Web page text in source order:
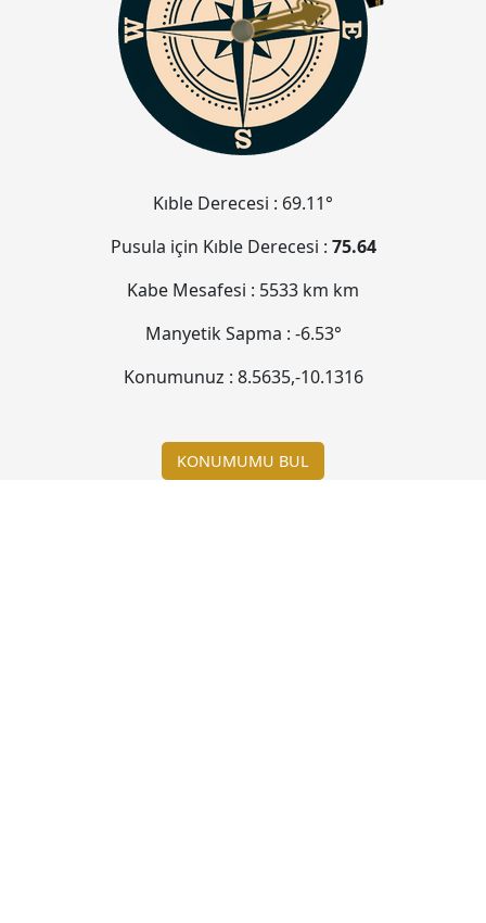
Kıble Derecesi : 69.11°
Pusula için Kıble Derecesi : 75.64
Kabe Mesafesi : 5533 km km
Manyetik Sapma : -6.53°
Konumunuz : 8.5635,-10.1316
KONUMUMU BUL